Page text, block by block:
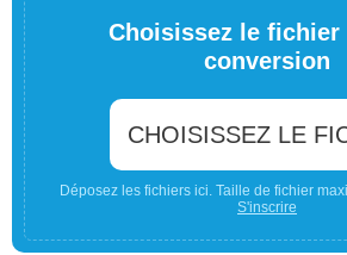
Choisissez le fichier
conversion
CHOISISSEZ LE
Déposez les fichiers ici. Taille de fichier
S'inscrire